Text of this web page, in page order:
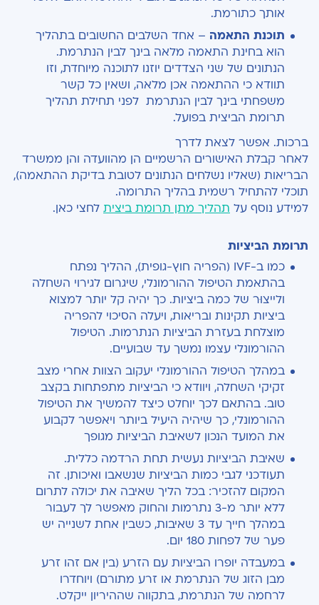
אותך כתורמת.
תוכנת התאמה – אחד השלבים החשובים בתהליך
הוא בחינת התאמה מלאה בינך לבין הנתרמת.
הנתונים של שני הצדדים יוזנו לתוכנה מיוחדת, וזו
תוודא כי ההתאמה אכן מלאה, ושאין כל קשר
משפחתי בינך לבין הנתרמת לפני תחילת תהליך
תרומת הביצית בפועל.
ברכות. אפשר לצאת לדרך
לאחר קבלת האישורים הרשמיים הן מהוועדה והן ממשרד
הבריאות (שאליו נשלחים הנתונים לטובת בדיקת ההתאמה),
תוכלי להתחיל רשמית בהליך התרומה.
למידע נוסף על תהליך מתן תרומת ביצית לחצי כאן.
תרומת הביציות
כמו ב-IVF (הפריה חוץ-גופית), ההליך נפתח
בהתאמת הטיפול ההורמונלי, שיגרום לגירוי השחלה
ולייצוּר של כמה ביציות. כך יהיה קל יותר למצוא
ביציות תקינות ובריאות, ויעלה הסיכוי להפריה
מוצלחת בעזרת הביציות הנתרמות. הטיפול
ההורמונלי עצמו נמשך עד שבועיים.
במהלך הטיפול ההורמונלי יעקוב הצוות אחרי מצב
זקיקי השחלה, ויוודא כי הביציות מתפתחות בקצב
טוב. בהתאם לכך יוחלט כיצד להמשיך את הטיפול
ההורמונלי, כך שיהיה היעיל ביותר ויאפשר לקבוע
את המועד הנכון לשאיבת הביציות מגופך
שאיבת הביציות נעשית תחת הרדמה כללית.
תעודכני לגבי כמות הביציות שנשאבו ואיכותן. זה
המקום להזכיר: בכל הליך שאיבה את יכולה לתרום
ללא יותר מ-3 נתרמות והחוק מאפשר לך לעבור
במהלך חייך עד 3 שאיבות, כשבין אחת לשנייה יש
פער של לפחות 180 יום.
במעבדה יופרו הביציות עם הזרע (בין אם זהו זרע
מבן הזוג של הנתרמת או זרע מתורם) ויוחדרו
לרחמה של הנתרמת, בתקווה שההיריון ייקלט.